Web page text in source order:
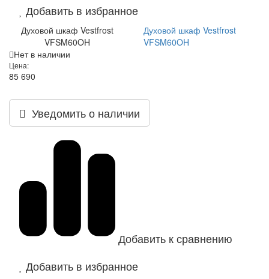
Добавить в избранное
Духовой шкаф Vestfrost
VFSM60OH
Духовой шкаф Vestfrost
VFSM60OH
Нет в наличии
Цена:
85 690
Уведомить о наличии
Добавить к сравнению
Добавить в избранное